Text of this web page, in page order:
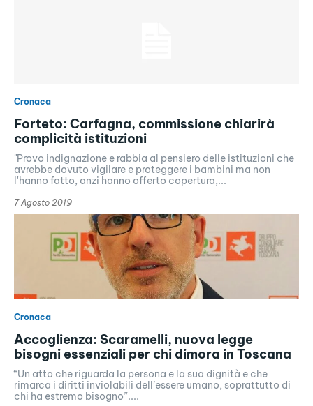
Cronaca
Forteto: Carfagna, commissione chiarirà
complicità istituzioni
"Provo indignazione e rabbia al pensiero delle istituzioni che
avrebbe dovuto vigilare e proteggere i bambini ma non
l'hanno fatto, anzi hanno offerto copertura,...
7 Agosto 2019
Cronaca
Accoglienza: Scaramelli, nuova legge
bisogni essenziali per chi dimora in Toscana
“Un atto che riguarda la persona e la sua dignità e che
rimarca i diritti inviolabili dell’essere umano, soprattutto di
chi ha estremo bisogno”....